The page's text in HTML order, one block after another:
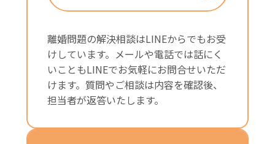
離婚問題の解決相談はLINEからでもお受
けしています。メールや電話では話にく
いこともLINEでお気軽にお問合せいただ
けます。質問やご相談は内容を確認後、
担当者が返答いたします。